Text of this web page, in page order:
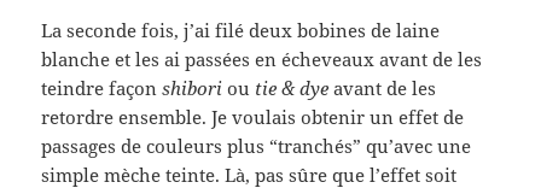
La seconde fois, j’ai filé deux bobines de laine
blanche et les ai passées en écheveaux avant de les
teindre façonshibori ou tie & dye avant de les
retordre ensemble. Je voulais obtenir un effet de
passages de couleurs plus “tranchés” qu’avec une
simple mèche teinte. Là, pas sûre que l’effet soit